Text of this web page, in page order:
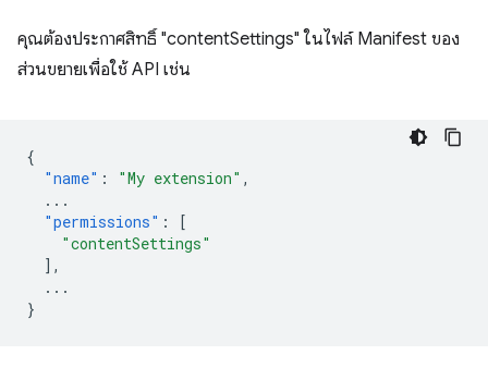
คุณต้องประกาศสิทธิ์ "contentSettings" ในไฟล์ Manifest ของ
ส่วนขยายเพื่อใช้ API เช่น
{
"name" : "My extension" ,
...
"permissions" :
[
"contentSettings"
],
...
}